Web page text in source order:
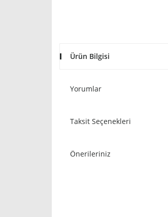
Ürün Bilgisi
Yorumlar
Taksit Seçenekleri
Önerileriniz